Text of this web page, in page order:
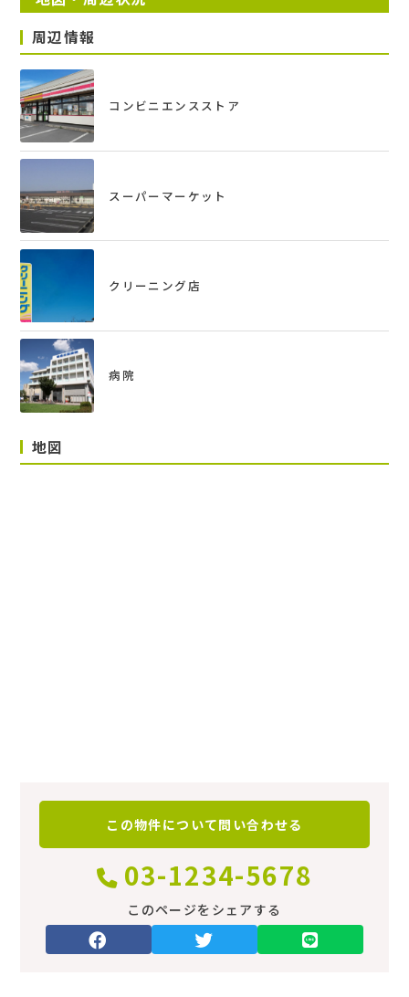
管理費
15,000円 / 月
バルコニー
‐
即
物件コード
1001-0001
修繕積立金 / 月
10,000円
修繕積立基金
敷地面積
あり
周辺情報
コンビニエンスストア
スーパーマーケット
クリーニング店
病院
地図
この物件について問い合わせる
03-1234-5678
このページをシェアする